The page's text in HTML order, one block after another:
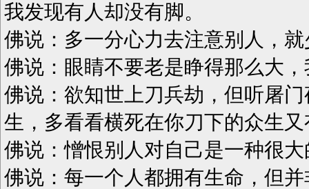
我发现有人却没有脚。
佛说：多一分心力去注意别人，
佛说：眼睛不要老是睁得那么大
佛说：欲知世上刀兵劫，但听屠
生，多看看横死在你刀下的众生
佛说：憎恨别人对自己是一种很
佛说：每一个人都拥有生命，但